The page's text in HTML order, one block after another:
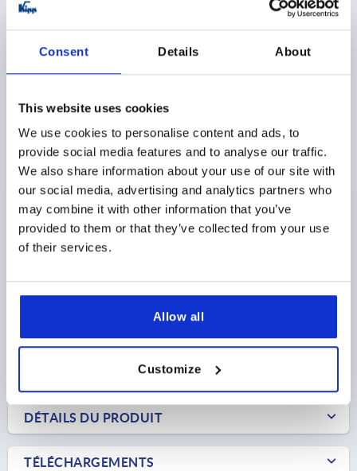
Consent Details About
This website uses cookies
We use cookies to personalise content and ads, to
provide social media features and to analyse our traffic.
We also share information about your use of our site with
our social media, advertising and analytics partners who
may combine it with other information that you’ve
provided to them or that they’ve collected from your use
of their services.
Allow all
Customize
D1=21, H=22, THERMOPLASTIQUE NOIR RAL9011,
COMP:ACIER
FILETAGE=M6
DIAMÈTRE EXTÉRIEUR=21
LONGUEUR DE FILETAGE=15
D2=14
D3=19
HAUTEUR=22
H1=8
Référence:K0247.1110624X15
$5.29
hors TVA
DÉTAILS
DÉTAILS DU PRODUIT
TÉLÉCHARGEMENTS